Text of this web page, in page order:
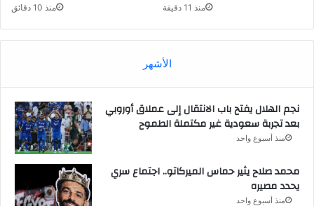
منذ 10 دقائق منذ 11 دقيقة
الأشهر
نجم الهلال يفتح باب الانتقال إلى عملاق أوروبي
بعد تجربة سعودية غير مكتملة الطموح
منذ أسبوع واحد
محمد صلاح يثير حماس الميركاتو.. اجتماع سري
يحدد مصيره
منذ أسبوع واحد